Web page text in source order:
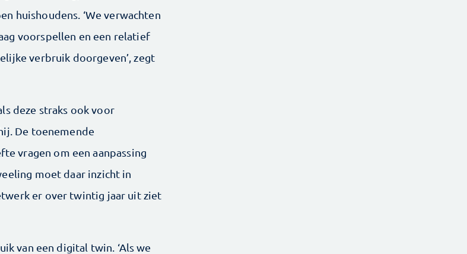
huishoudens. ‘We verwachten
voorspellen en een relatief
verbruik doorgeven’, zegt
deze straks ook voor
De toenemende
vragen om een aanpassing
moet daar inzicht in
er over twintig jaar uit ziet
van een digital twin. ‘Als we